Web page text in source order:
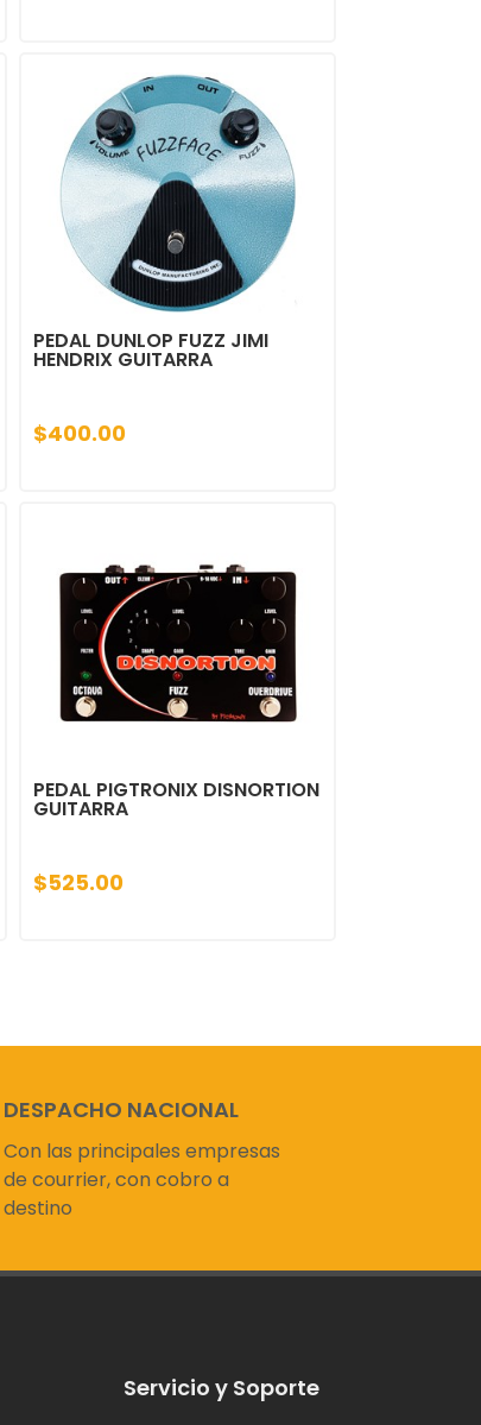
PEDAL DUNLOP FUZZ JIMI
HENDRIX GUITARRA
$400.00
PEDAL PIGTRONIX DISNORTION
GUITARRA
$525.00
DESPACHO NACIONAL
Con las principales empresas
de courrier, con cobro a
destino
Servicio y Soporte